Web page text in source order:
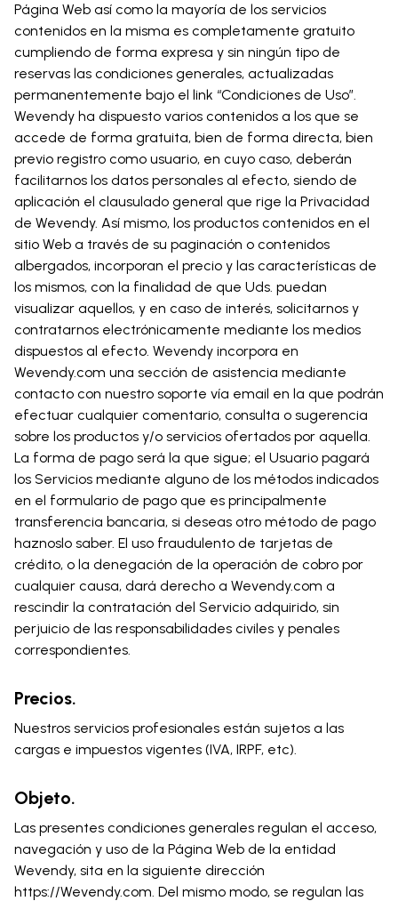
Página Web así como la mayoría de los servicios
contenidos en la misma es completamente gratuito
cumpliendo de forma expresa y sin ningún tipo de
reservas las condiciones generales, actualizadas
permanentemente bajo el link “Condiciones de Uso”.
Wevendy ha dispuesto varios contenidos a los que se
accede de forma gratuita, bien de forma directa, bien
previo registro como usuario, en cuyo caso, deberán
facilitarnos los datos personales al efecto, siendo de
aplicación el clausulado general que rige la Privacidad
de Wevendy. Así mismo, los productos contenidos en el
sitio Web a través de su paginación o contenidos
albergados, incorporan el precio y las características de
los mismos, con la finalidad de que Uds. puedan
visualizar aquellos, y en caso de interés, solicitarnos y
contratarnos electrónicamente mediante los medios
dispuestos al efecto. Wevendy incorpora en
Wevendy.com una sección de asistencia mediante
contacto con nuestro soporte vía email en la que podrán
efectuar cualquier comentario, consulta o sugerencia
sobre los productos y/o servicios ofertados por aquella.
La forma de pago será la que sigue; el Usuario pagará
los Servicios mediante alguno de los métodos indicados
en el formulario de pago que es principalmente
transferencia bancaria, si deseas otro método de pago
haznoslo saber. El uso fraudulento de tarjetas de
crédito, o la denegación de la operación de cobro por
cualquier causa, dará derecho a Wevendy.com a
rescindir la contratación del Servicio adquirido, sin
perjuicio de las responsabilidades civiles y penales
correspondientes.
Precios.
Nuestros servicios profesionales están sujetos a las
cargas e impuestos vigentes (IVA, IRPF, etc).
Objeto.
Las presentes condiciones generales regulan el acceso,
navegación y uso de la Página Web de la entidad
Wevendy, sita en la siguiente dirección
https://Wevendy.com. Del mismo modo, se regulan las